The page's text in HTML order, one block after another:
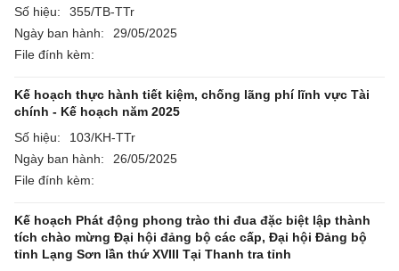
Số hiệu:
355/TB-TTr
Ngày ban hành:
29/05/2025
File đính kèm:
Kế hoạch thực hành tiết kiệm, chống lãng phí lĩnh vực Tài
chính - Kế hoạch năm 2025
Số hiệu:
103/KH-TTr
Ngày ban hành:
26/05/2025
File đính kèm:
Kế hoạch Phát động phong trào thi đua đặc biệt lập thành
tích chào mừng Đại hội đảng bộ các cấp, Đại hội Đảng bộ
tỉnh Lạng Sơn lần thứ XVIII Tại Thanh tra tỉnh